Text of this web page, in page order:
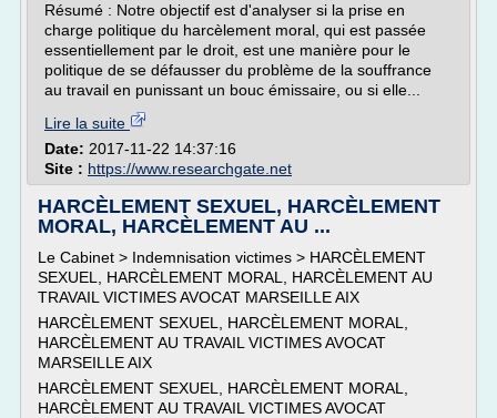
Résumé : Notre objectif est d'analyser si la prise en
charge politique du harcèlement moral, qui est passée
essentiellement par le droit, est une manière pour le
politique de se défausser du problème de la souffrance
au travail en punissant un bouc émissaire, ou si elle...
Lire la suite
Date: 2017-11-22 14:37:16
Site : https://www.researchgate.net
HARCÈLEMENT SEXUEL, HARCÈLEMENT
MORAL, HARCÈLEMENT AU ...
Le Cabinet > Indemnisation victimes > HARCÈLEMENT
SEXUEL, HARCÈLEMENT MORAL, HARCÈLEMENT AU
TRAVAIL VICTIMES AVOCAT MARSEILLE AIX
HARCÈLEMENT SEXUEL, HARCÈLEMENT MORAL,
HARCÈLEMENT AU TRAVAIL VICTIMES AVOCAT
MARSEILLE AIX
HARCÈLEMENT SEXUEL, HARCÈLEMENT MORAL,
HARCÈLEMENT AU TRAVAIL VICTIMES AVOCAT